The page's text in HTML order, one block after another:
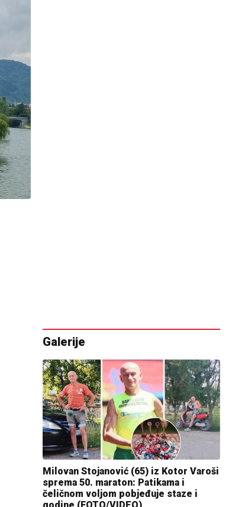
Galerije
Milovan Stojanović (65) iz Kotor Varoši
sprema 50. maraton: Patikama i
čeličnom voljom pobjeđuje staze i
godine (FOTO/VIDEO)